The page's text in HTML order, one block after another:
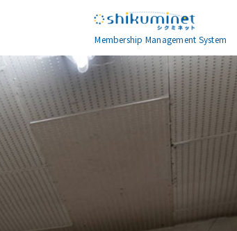
Membership Management System